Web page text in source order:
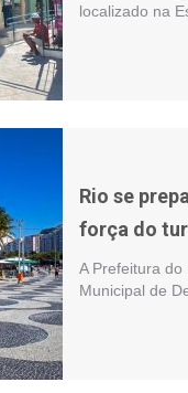
localizado na
Rio se
força do
A Prefeitura
Municipal de